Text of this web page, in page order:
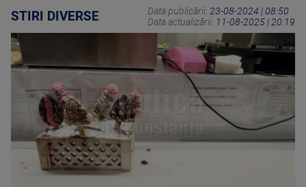
STIRI DIVERSE Data publicării: 23-08-2024 | 08:50
Data actualizării: 11-08-2025 | 20:19